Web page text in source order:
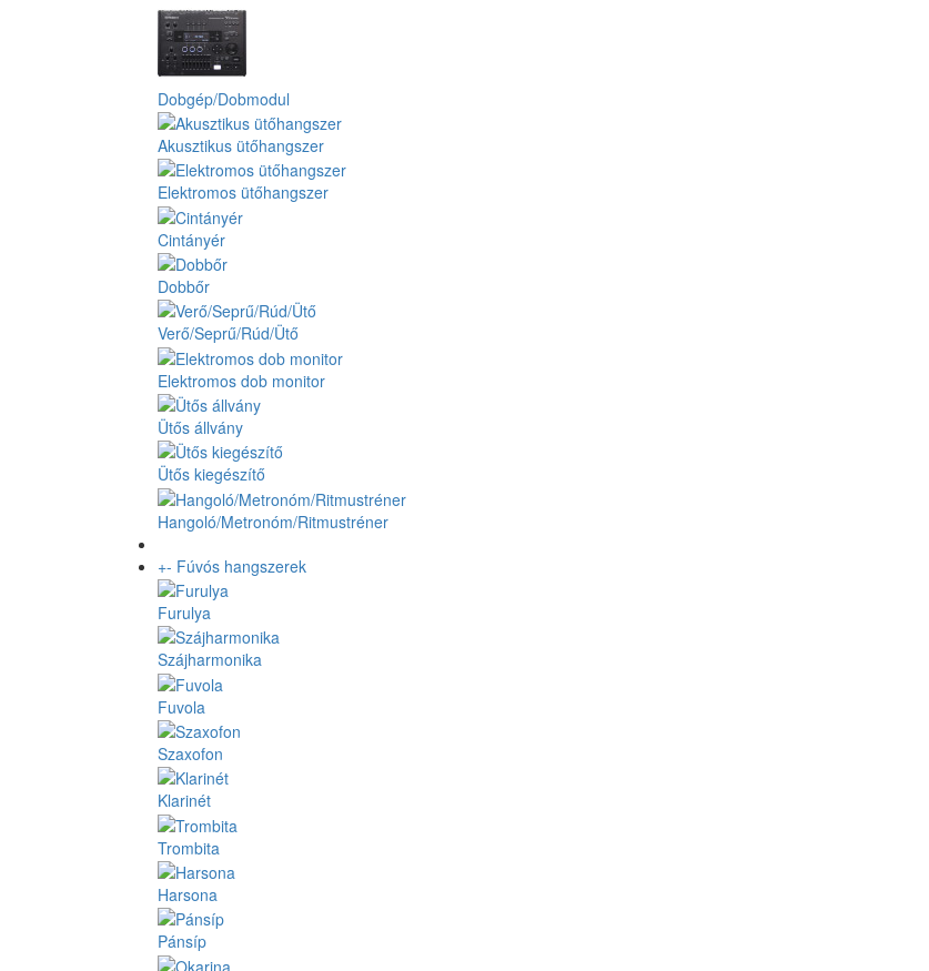
Dobgép/Dobmodul
Akusztikus ütőhangszer
Elektromos ütőhangszer
Cintányér
Dobbőr
Verő/Seprű/Rúd/Ütő
Elektromos dob monitor
Ütős állvány
Ütős kiegészítő
Hangoló/Metronóm/Ritmustréner
+- Fúvós hangszerek
Furulya
Szájharmonika
Fuvola
Szaxofon
Klarinét
Trombita
Harsona
Pánsíp